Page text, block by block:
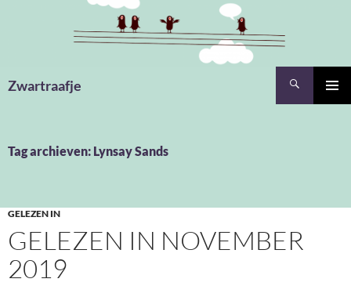
Zwartraafje
Tag archieven: Lynsay Sands
GELEZEN IN
GELEZEN IN NOVEMBER
2019